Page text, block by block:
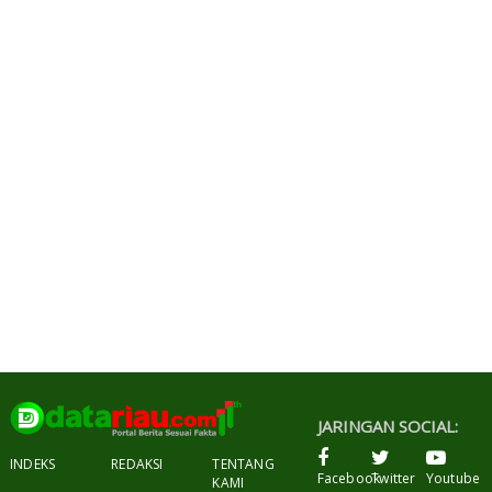
INDEKS REDAKSI
TENTANG
KAMI
JARINGAN SOCIAL:
FacebookTwitter Youtube